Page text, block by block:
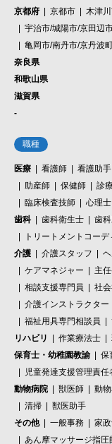
京都府
京都市
木津
宇治市/城陽市/京田辺
亀岡市/南丹市/京丹波
奈良県
和歌山県
滋賀県
-
職種
医療 看護師 看護助手
助産師
保健師 診
臨床検査技師
心理士
歯科
歯科衛生士 歯
トリートメントコーデ
介護
介護スタッフ
ケアマネジャー
主
相談支援専門員
社
介護インストラクター
福祉用具専門相談員
リハビリ
作業療法士
保育士・幼稚園教諭
保
児童発達支援管理責任
動物病院
獣医師 動
清掃
獣医助手
その他
一般事務 家
あん摩マッサージ指圧